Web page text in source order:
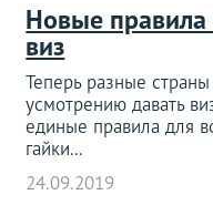
Новые
виз
Теперь разные
усмотрению давать
единые правила для
гайки...
24.09.2019